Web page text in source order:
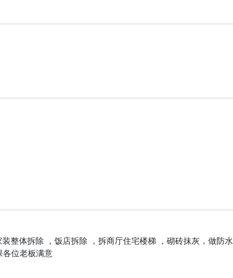
整体拆除 ，饭店拆除 ，拆商厅住宅楼梯 ，砌砖抹灰，做防水
位老板满意